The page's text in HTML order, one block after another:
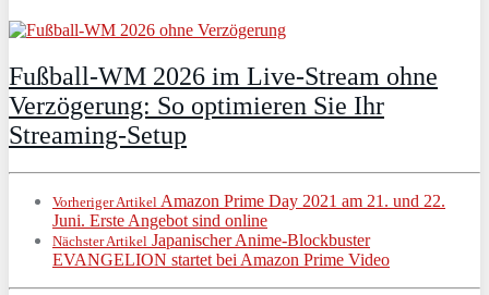
Fußball-WM 2026 im Live-Stream ohne
Verzögerung: So optimieren Sie Ihr
Streaming-Setup
Vorheriger Artikel Amazon Prime Day 2021 am 21. und 22.
Juni. Erste Angebot sind online
Nächster Artikel Japanischer Anime-Blockbuster
EVANGELION startet bei Amazon Prime Video